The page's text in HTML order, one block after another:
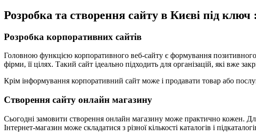
Розробка та створення сайту в Києві під ключ :
Розробка корпоративних сайтів
Головною функцією корпоративного веб-сайту є формування
фірми, її цілях. Такий сайт ідеально підходить для організацій, які вже
Крім інформування корпоративний сайт може і продавати товар або
Створення сайту онлайн магазину
Сьогодні замовити створення онлайн магазину може практично кожен.
Інтернет-магазин може складатися з різної кількості каталогів і